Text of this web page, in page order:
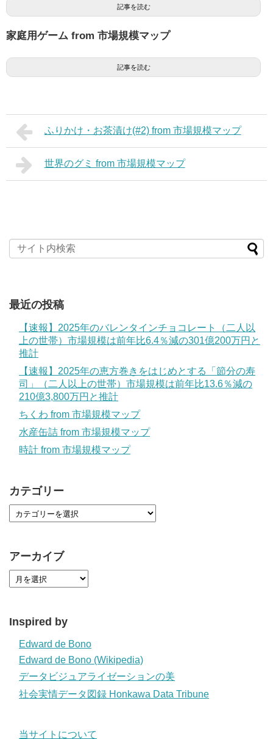
記事を読む
家庭用ゲーム from 市場規模マップ
記事を読む
ふりかけ・お茶漬け(#2) from 市場規模マップ
世界のグミ from 市場規模マップ
最近の投稿
【速報】2025年のバレンタインチョコレート（二人以
上の世帯）市場規模は前年比6.4％減の301億200万円と
推計
【速報】2025年の恵方巻きをはじめとする「節分の寿
司」（二人以上の世帯）市場規模は前年比13.6％減の
210億3,800万円と推計
ちくわ from 市場規模マップ
水産缶詰 from 市場規模マップ
時計 from 市場規模マップ
カテゴリー
アーカイブ
Inspired by
Edward de Bono
Edward de Bono (Wikipedia)
データビジュアライゼーションの美
社会実情データ図録 Honkawa Data Tribune
当サイトについて